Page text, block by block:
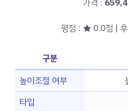
가격 :
평점 : ★ 0.0점 |
구분
높이조절 여부
타입